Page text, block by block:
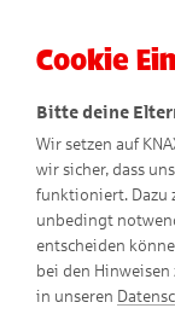
Cookie
Bitte deine
Wir setzen auf
wir sicher, dass
funktioniert. Dazu
unbedingt
entscheiden
bei den
in unseren